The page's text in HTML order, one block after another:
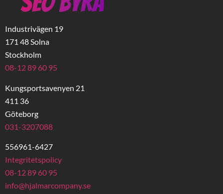
Industrivägen 19
171 48 Solna
Stockholm
08-12 89 60 95
Kungsportsavenyen 21
411 36
Göteborg
031-3207088
556961-6427
Integritetspolicy
08-12 89 60 95
info@hjalmarcompany.se